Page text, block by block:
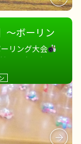
～ボーリン
リング大会
子の方も参加し
ボーリングで、
メダルの授与